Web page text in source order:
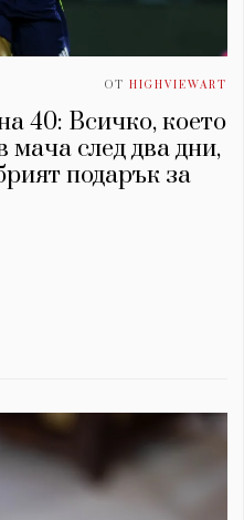
ОТ HIGHVIEWART
40: Всичко, което
мача след два дни,
подарък за